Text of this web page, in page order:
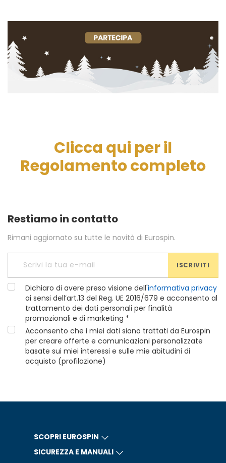
Clicca qui per il
Regolamento completo
Restiamo in contatto
Rimani aggiornato su tutte le novità di Eurospin.
ISCRIVITI
Dichiaro di avere preso visione dell'informativa privacy
ai sensi dell’art.13 del Reg. UE 2016/679 e acconsento al
trattamento dei dati personali per finalità
promozionali e di marketing *
Acconsento che i miei dati siano trattati da Eurospin
per creare offerte e comunicazioni personalizzate
basate sui miei interessi e sulle mie abitudini di
acquisto (profilazione)
SCOPRI EUROSPIN
SICUREZZA E MANUALI